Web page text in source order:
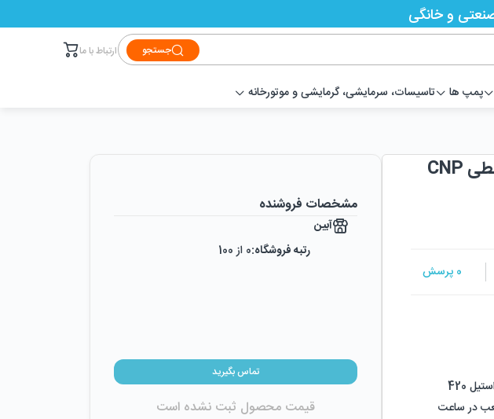
جستجو ارتباط با ما
پمپ ها تاسیسات، سرمایشی، گرمایشی و موتورخانه
صنعتی و خانگی
پمپ سیرکولاتور خطی CNP
0 پرسش
420
مشخصات فروشنده
آبین
رتبه فروشگاه:0 از 100
تماس بگیرید
قیمت محصول ثبت نشده است